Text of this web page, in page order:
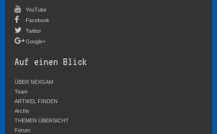
YouTube
Facebook
Twitter
Google+
Auf einen Blick
ÜBER NEXGAM
Team
ARTIKEL FINDEN
Archiv
THEMEN ÜBERSICHT
Forum